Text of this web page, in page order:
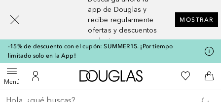
app de Douglas y
recibe regularmente
ofertas y descuentos
exclusivos
MOSTRAR
-15% de descuento con el cupón: SUMMER15. ¡Por tiempo
limitado solo en la App!
MenúAbrir menúMi cuenta
A Douglas HomeMi lista de
A
Regresar
Ejecutar búsqueda
[navigation.slideout.screenreader]